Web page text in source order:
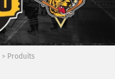
> Produits